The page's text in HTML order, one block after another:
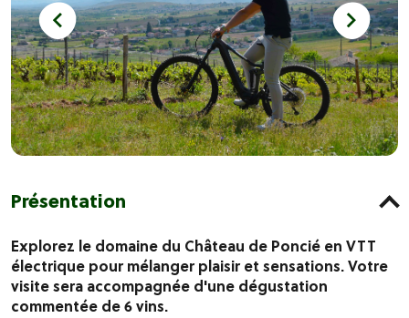
Présentation
Explorez le domaine du Château de Poncié en VTT
électrique pour mélanger plaisir et sensations. Votre
visite sera accompagnée d'une dégustation
commentée de 6 vins.